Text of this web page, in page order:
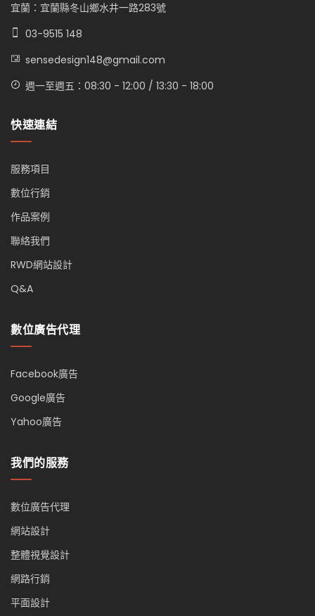
宜蘭：宜蘭縣冬山鄉水井一路283號
03-9515 148
sensedesign148@gmail.com
週一至週五：08:30 - 12:00 / 13:30 - 18:00
快速連結
服務項目
數位行銷
作品案例
聯絡我們
RWD網站設計
Q&A
數位廣告代理
Facebook廣告
Google廣告
Yahoo廣告
我們的服務
數位廣告代理
網站設計
整體視覺設計
網路行銷
平面設計